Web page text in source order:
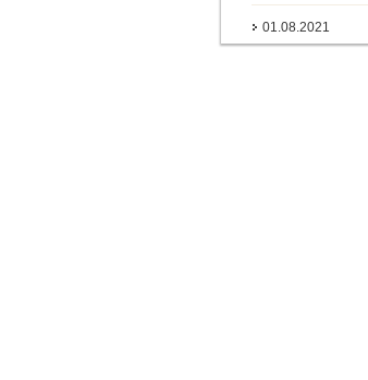
01.08.2021